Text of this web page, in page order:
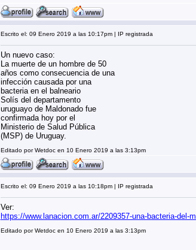
Escrito el: 09 Enero 2019 a las 10:17pm | IP registrada
Un nuevo caso:
La muerte de un hombre de 50
años como consecuencia de una
infección causada por una
bacteria en el balneario
Solís del departamento
uruguayo de Maldonado fue
confirmada hoy por el
Ministerio de Salud Pública
(MSP) de Uruguay.
Editado por Wetdoc en 10 Enero 2019 a las 3:13pm
Escrito el: 09 Enero 2019 a las 10:18pm | IP registrada
Ver:
https://www.lanacion.com.ar/2209357-una-bacteria-del-
Editado por Wetdoc en 10 Enero 2019 a las 3:13pm